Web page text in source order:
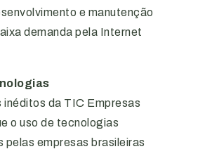
e manutenção
demanda pela Internet
inéditos da TIC Empresas
o uso de tecnologias
pelas empresas brasileiras